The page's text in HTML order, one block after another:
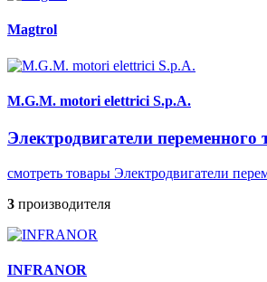
Magtrol
M.G.M. motori elettrici S.p.A.
Электродвигатели переменного
смотреть товары Электродвигатели
3 производителя
INFRANOR